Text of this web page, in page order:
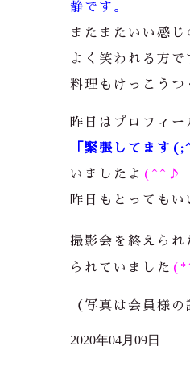
静です。
またまたいい感じ
よく笑われる方
料理もけっこうつ
昨日はプロフィー
「緊張してます
いましたよ (^^♪
昨日もとってもい
撮影会を終えられ
られていました
（写真は会員様
2020年04月09日